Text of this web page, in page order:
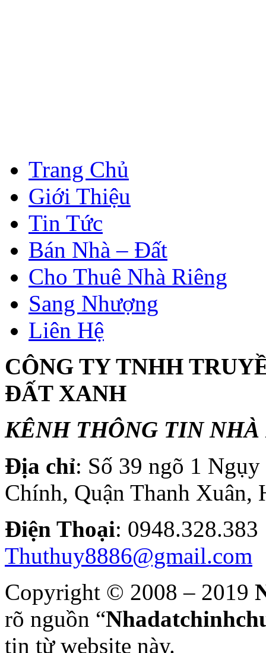
Trang Chủ
Giới Thiệu
Tin Tức
Bán Nhà – Đất
Cho Thuê Nhà Riêng
Sang Nhượng
Liên Hệ
CÔNG TY TNHH
ĐẤT XANH
KÊNH THÔNG TIN
Địa chỉ: Số 39 ngõ 1
Chính, Quận Thanh Xuân,
Điện Thoại:
Thuthuy8886@gmail.com
Copyright © 2008 – 2019
rõ nguồn “
tin từ website này.